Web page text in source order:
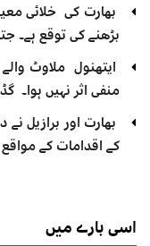
بڑھنے کی توقع ہے۔
ایتھنول ملاوٹ
منفی اثر نہیں ہوا۔
بھارت اور برازیل
کے اقدامات کے مواقع
اسیبارے میں